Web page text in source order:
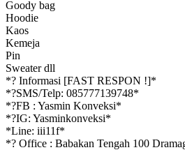
Goody bag
Hoodie
Kaos
Kemeja
Pin
Sweater dll
*? Informasi [FAST RESPON !]*
*?SMS/Telp: 085777139748*
*?FB : Yasmin Konveksi*
*?IG: Yasminkonveksi*
*Line: iii11f*
*? Office : Babakan Tengah 100